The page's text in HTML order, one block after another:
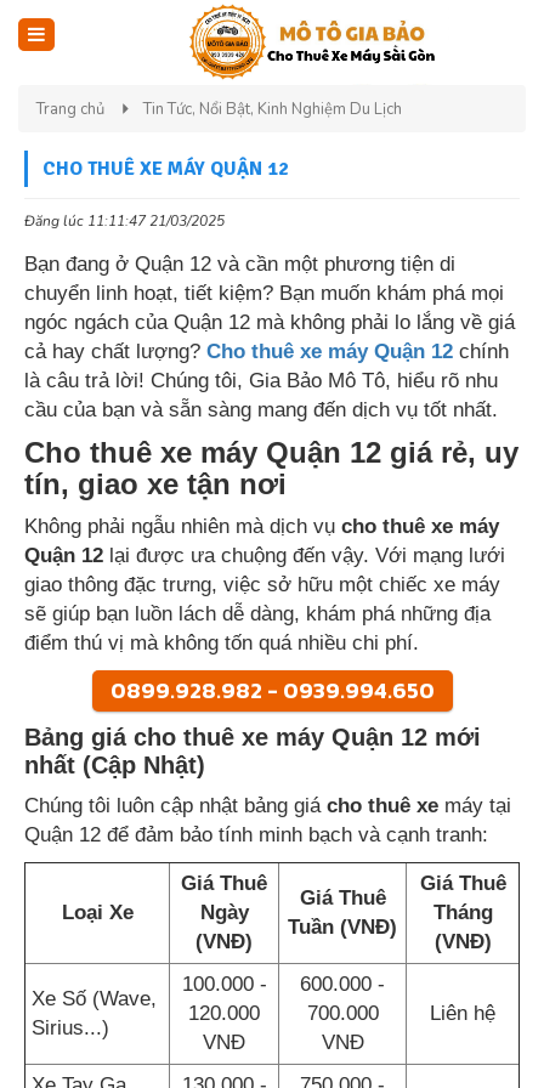
Trang chủ Tin Tức, Nổi Bật, Kinh Nghiệm Du Lịch
CHO THUÊ XE MÁY QUẬN 12
Đăng lúc 11:11:47 21/03/2025
Bạn đang ở Quận 12 và cần một phương tiện di
chuyển linh hoạt, tiết kiệm? Bạn muốn khám phá mọi
ngóc ngách của Quận 12 mà không phải lo lắng về giá
cả hay chất lượng? Cho thuê xe máy Quận 12 chính
là câu trả lời! Chúng tôi, Gia Bảo Mô Tô, hiểu rõ nhu
cầu của bạn và sẵn sàng mang đến dịch vụ tốt nhất.
Cho thuê xe máy Quận 12 giá rẻ, uy
tín, giao xe tận nơi
Không phải ngẫu nhiên mà dịch vụ cho thuê xe máy
Quận 12 lại được ưa chuộng đến vậy. Với mạng lưới
giao thông đặc trưng, việc sở hữu một chiếc xe máy
sẽ giúp bạn luồn lách dễ dàng, khám phá những địa
điểm thú vị mà không tốn quá nhiều chi phí.
0899.928.982 - 0939.994.650
Bảng giá cho thuê xe máy Quận 12 mới
nhất (Cập Nhật)
Chúng tôi luôn cập nhật bảng giá cho thuê xe máy tại
Quận 12 để đảm bảo tính minh bạch và cạnh tranh:
Loại Xe
Giá Thuê
Ngày
(VNĐ)
Giá Thuê
Tuần (VNĐ)
Giá Thuê
Tháng
(VNĐ)
Xe Số (Wave,
Sirius...)
100.000 -
120.000
VNĐ
600.000 -
700.000
VNĐ
Liên hệ